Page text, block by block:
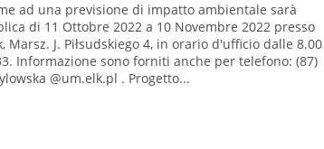
ad una previsione di impatto ambientale sarà
di 11 Ottobre 2022 a 10 Novembre 2022 presso
Marsz. J. Piłsudskiego 4, in orario d'ufficio dalle 8.00
Informazione sono forniti anche per telefono: (87)
@um.elk.pl . Progetto...